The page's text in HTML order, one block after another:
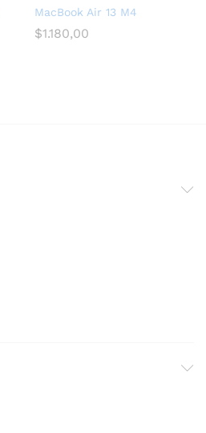
MacBook Air 13 M4
$1.180,00